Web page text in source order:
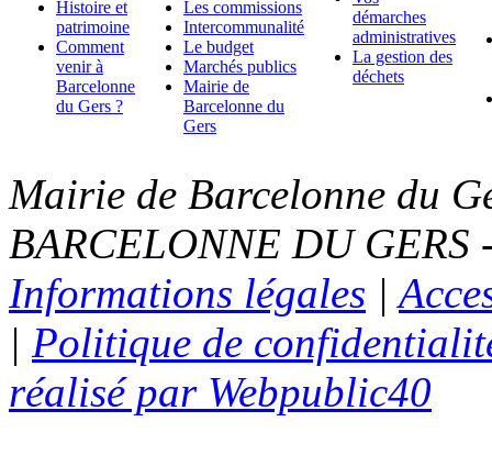
Histoire et
patrimoine
Comment
venir à
Barcelonne
du Gers ?
Les commissions
Intercommunalité
Le budget
Marchés publics
Mairie de
Barcelonne du
Gers
démarches
administratives
La gestion des
déchets
Mairie de Barcelonne du
BARCELONNE DU
Informations légales |
| Politique de
réalisé par Webpublic40